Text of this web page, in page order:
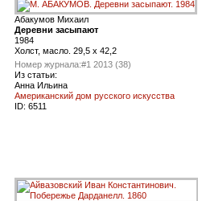
Абакумов Михаил
Деревни засыпают
1984
Холст, масло. 29,5 x 42,2
Номер журнала:#1 2013 (38)
Из статьи:
Анна Ильина
Американский дом русского искусства
ID: 6511